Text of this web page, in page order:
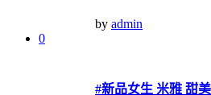
by admin
0
#新品女生 米雅 甜